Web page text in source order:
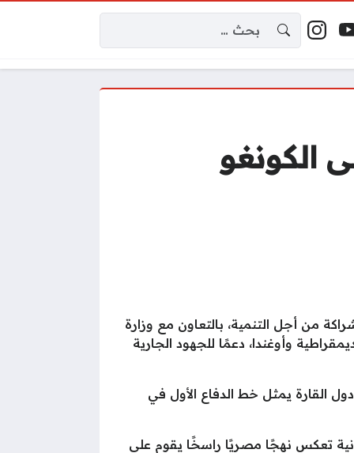
التواصلإكسإنستغرام
البحث عن:
الكونغو
من أجل التنمية، بالتعاون مع وزارة
وأوغندا، دعمًا للجهود الجارية
القارة يمثل خط الدفاع الأول في
تعكس نهجًا مصريًا راسخًا يقوم على